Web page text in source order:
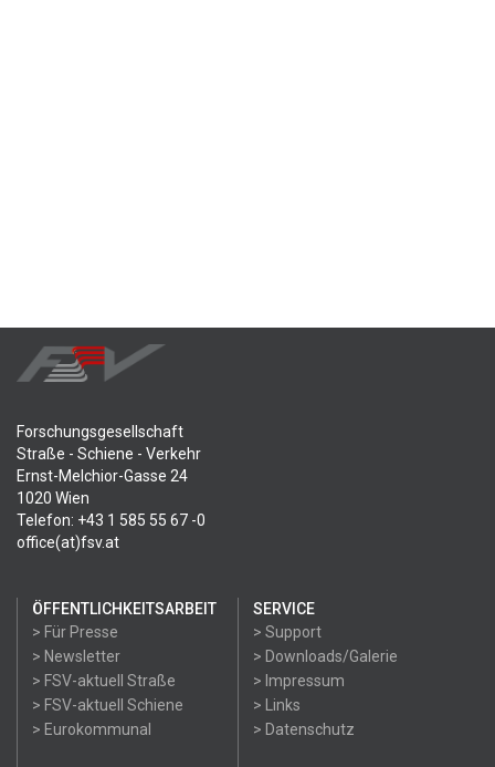
Forschungsgesellschaft
Straße - Schiene - Verkehr
Ernst-Melchior-Gasse 24
1020 Wien
Telefon: +43 1 585 55 67 -0
office(at)fsv.at
ÖFFENTLICHKEITSARBEIT
> Für Presse
> Newsletter
> FSV-aktuell Straße
> FSV-aktuell Schiene
> Eurokommunal
SERVICE
> Support
> Downloads/Galerie
> Impressum
> Links
> Datenschutz